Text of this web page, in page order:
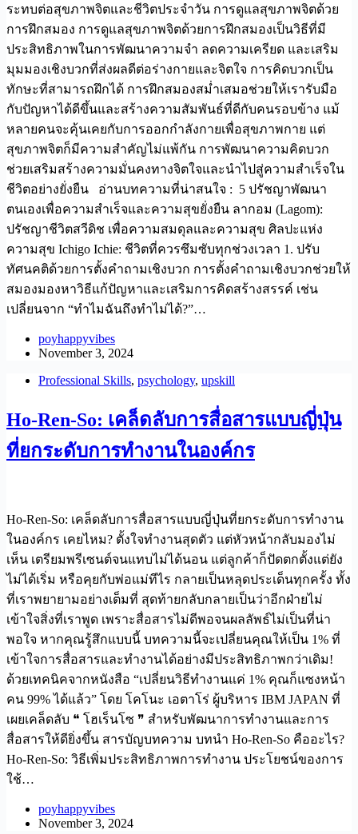
ระทบต่อสุขภาพจิตและชีวิตประจำวัน การดูแลสุขภาพจิตด้วย
การฝึกสมอง การดูแลสุขภาพจิตด้วยการฝึกสมองเป็นวิธีที่มี
ประสิทธิภาพในการพัฒนาความจำ ลดความเครียด และเสริม
มุมมองเชิงบวกที่ส่งผลดีต่อร่างกายและจิตใจ การคิดบวกเป็น
ทักษะที่สามารถฝึกได้ การฝึกสมองสม่ำเสมอช่วยให้เรารับมือ
กับปัญหาได้ดีขึ้นและสร้างความสัมพันธ์ที่ดีกับคนรอบข้าง แม้
หลายคนจะคุ้นเคยกับการออกกำลังกายเพื่อสุขภาพกาย แต่
สุขภาพจิตก็มีความสำคัญไม่แพ้กัน การพัฒนาความคิดบวก
ช่วยเสริมสร้างความมั่นคงทางจิตใจและนำไปสู่ความสำเร็จใน
ชีวิตอย่างยั่งยืน อ่านบทความที่น่าสนใจ : 5 ปรัชญาพัฒนา
ตนเองเพื่อความสำเร็จและความสุขยั่งยืน ลากอม (Lagom):
ปรัชญาชีวิตสวีดิช เพื่อความสมดุลและความสุข ศิลปะแห่ง
ความสุข Ichigo Ichie: ชีวิตที่ควรซึมซับทุกช่วงเวลา 1. ปรับ
ทัศนคติด้วยการตั้งคำถามเชิงบวก การตั้งคำถามเชิงบวกช่วยให้
สมองมองหาวิธีแก้ปัญหาและเสริมการคิดสร้างสรรค์ เช่น
เปลี่ยนจาก “ทำไมฉันถึงทำไม่ได้?”…
poyhappyvibes
November 3, 2024
Professional Skills, psychology, upskill
Ho-Ren-So: เคล็ดลับการสื่อสารแบบญี่ปุ่น
ที่ยกระดับการทำงานในองค์กร
Ho-Ren-So: เคล็ดลับการสื่อสารแบบญี่ปุ่นที่ยกระดับการทำงาน
ในองค์กร เคยไหม? ตั้งใจทำงานสุดตัว แต่หัวหน้ากลับมองไม่
เห็น เตรียมพรีเซนต์จนแทบไม่ได้นอน แต่ลูกค้าก็ปัดตกตั้งแต่ยัง
ไม่ได้เริ่ม หรือคุยกับพ่อแม่ทีไร กลายเป็นหลุดประเด็นทุกครั้ง ทั้ง
ที่เราพยายามอย่างเต็มที่ สุดท้ายกลับกลายเป็นว่าอีกฝ่ายไม่
เข้าใจสิ่งที่เราพูด เพราะสื่อสารไม่ดีพอจนผลลัพธ์ไม่เป็นที่น่า
พอใจ หากคุณรู้สึกแบบนี้ บทความนี้จะเปลี่ยนคุณให้เป็น 1% ที่
เข้าใจการสื่อสารและทำงานได้อย่างมีประสิทธิภาพกว่าเดิม!
ด้วยเทคนิคจากหนังสือ “เปลี่ยนวิธีทำงานแค่ 1% คุณก็แซงหน้า
คน 99% ได้แล้ว” โดย โคโนะ เอตาโร่ ผู้บริหาร IBM JAPAN ที่
เผยเคล็ดลับ ❝ โฮเร็นโซ ❞ สำหรับพัฒนาการทำงานและการ
สื่อสารให้ดียิ่งขึ้น สารบัญบทความ บทนำ Ho-Ren-So คืออะไร?
Ho-Ren-So: วิธีเพิ่มประสิทธิภาพการทำงาน ประโยชน์ของการ
ใช้…
poyhappyvibes
November 3, 2024